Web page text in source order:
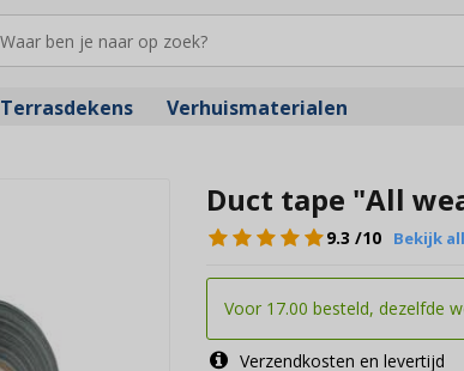
Terrasdekens Verhuismaterialen
Duct tape "All
9.3 /10 Bekijk
Voor 17.00 besteld, dezelfde
Verzendkosten en levertijd